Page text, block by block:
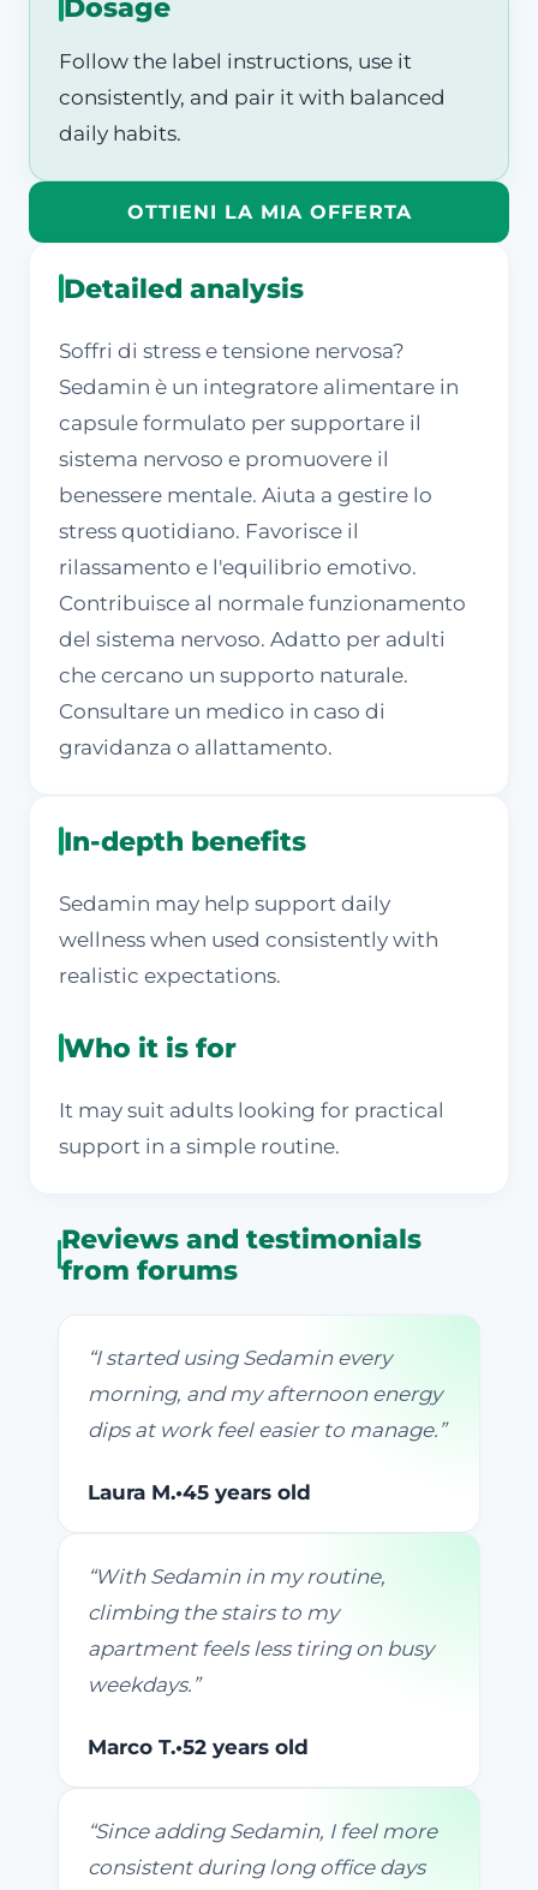
Dosage
Follow the label instructions, use it
consistently, and pair it with balanced
daily habits.
OTTIENI LA MIA OFFERTA
Detailed analysis
Soffri di stress e tensione nervosa?
Sedamin è un integratore alimentare in
capsule formulato per supportare il
sistema nervoso e promuovere il
benessere mentale. Aiuta a gestire lo
stress quotidiano. Favorisce il
rilassamento e l'equilibrio emotivo.
Contribuisce al normale funzionamento
del sistema nervoso. Adatto per adulti
che cercano un supporto naturale.
Consultare un medico in caso di
gravidanza o allattamento.
In-depth benefits
Sedamin may help support daily
wellness when used consistently with
realistic expectations.
Who it is for
It may suit adults looking for practical
support in a simple routine.
Reviews and testimonials
from forums
“I started using Sedamin every
morning, and my afternoon energy
dips at work feel easier to manage. ”
Laura M.•45 years old
“With Sedamin in my routine,
climbing the stairs to my
apartment feels less tiring on busy
weekdays. ”
Marco T.•52 years old
“Since adding Sedamin, I feel more
consistent during long office days